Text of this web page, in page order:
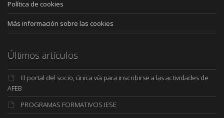
Política de cookies
Más información sobre las cookies
Últimos artículos
El portal del socio, única vía para inscribirse a las actividades de
AFEB
PROGRAMAS FORMATIVOS IESE